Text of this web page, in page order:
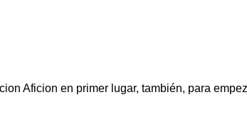
Aficion en primer lugar, también, para